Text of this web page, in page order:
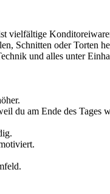
vielfältige
Schnitten oder Torten
und alles unter
du am Ende des Tages